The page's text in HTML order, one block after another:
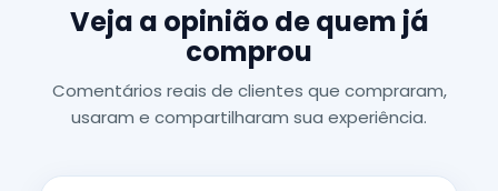
Veja a opinião de quem já
comprou
Comentários reais de clientes que compraram,
usaram e compartilharam sua experiência.